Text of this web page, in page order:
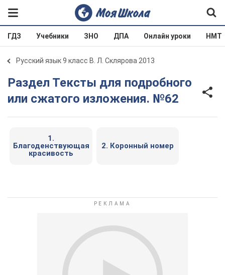
ГДЗ Учебники ЗНО ДПА Онлайн уроки НМТ
Русский язык 9 класс В. Л. Склярова 2013
Раздел Тексты для подробного
или сжатого изложения. №62
1.
Благоденствующая
красивость
2. Коронный номер